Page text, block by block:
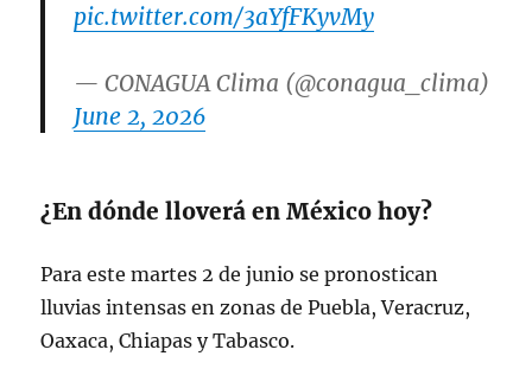
pic.twitter.com/3aYfFKyvMy
— CONAGUA Clima (@conagua_clima)
June 2, 2026
¿En dónde lloverá en México hoy?
Para este martes 2 de junio se pronostican
lluvias intensas en zonas de Puebla, Veracruz,
Oaxaca, Chiapas y Tabasco.